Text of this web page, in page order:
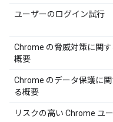
ユーザーのログイン試行
Chrome の脅威対策に関す
概要
Chrome のデータ保護に関
る概要
リスクの高い Chrome ユ